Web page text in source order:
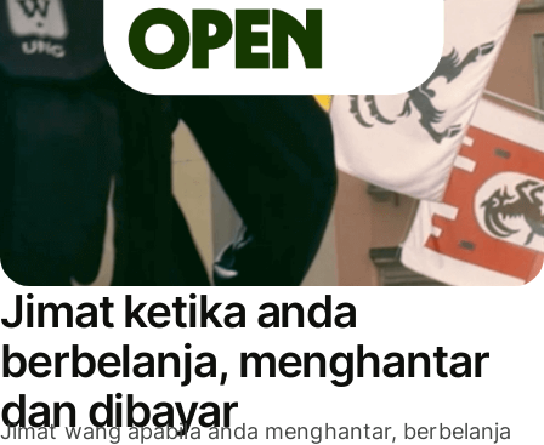
Jimat ketika anda
berbelanja, menghantar
dan dibayar
Jimat wang apabila anda menghantar, berbelanja